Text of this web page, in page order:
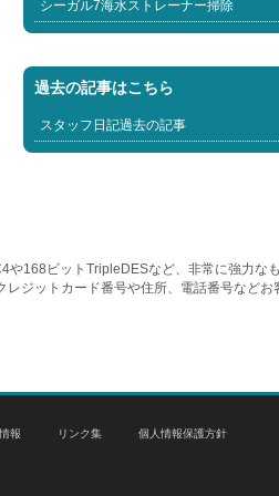
シーガル7海水ストレーナー掃除
過去の記事はこちら
スタッフ日記過去の記事
168ビットTripleDESなど、非常に強力なも
ジットカード番号や住所、電話番号などお
報 リンク集 個人情報保護方針